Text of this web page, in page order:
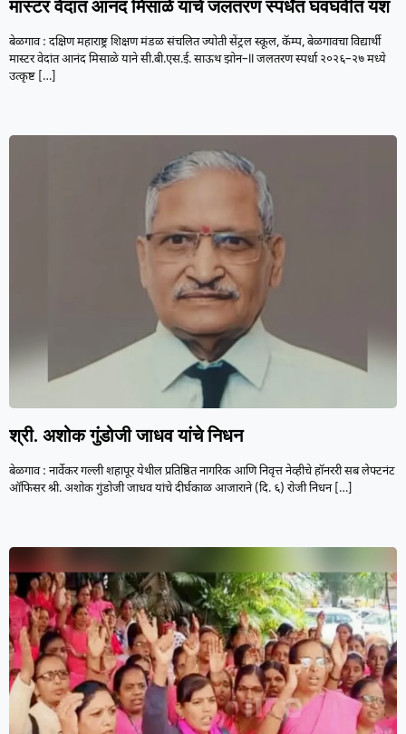
मास्टर वेदांत आनंद मिसाळे यांचे जलतरण स्पर्धेत घवघवीत यश
बेळगाव : दक्षिण महाराष्ट्र शिक्षण मंडळ संचलित ज्योती सेंट्रल स्कूल, कॅम्प, बेळगावचा विद्यार्थी
मास्टर वेदांत आनंद मिसाळे याने सी.बी.एस.ई. साऊथ झोन–II जलतरण स्पर्धा २०२६–२७ मध्ये
उत्कृष्ट […]
श्री. अशोक गुंडोजी जाधव यांचे निधन
बेळगाव : नार्वेकर गल्ली शहापूर येथील प्रतिष्ठित नागरिक आणि निवृत्त नेव्हीचे हॉनररी सब लेफ्टनंट
ऑफिसर श्री. अशोक गुंडोजी जाधव यांचे दीर्घकाळ आजाराने (दि. ६) रोजी निधन[…]